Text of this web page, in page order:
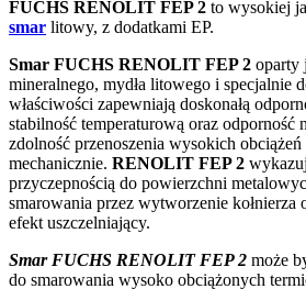
FUCHS RENOLIT FEP 2 to wysokiej
smar litowy, z dodatkami EP.
Smar FUCHS RENOLIT FEP 2 oparty
mineralnego, mydła litowego i specjalnie
właściwości zapewniają doskonałą
stabilność temperaturową oraz odporność
zdolność przenoszenia wysokich
mechanicznie. RENOLIT FEP 2
przyczepnością do powierzchni
smarowania przez wytworzenie kołnierza
efekt uszczelniający.
Smar FUCHS RENOLIT FEP 2 może
do smarowania wysoko obciążonych